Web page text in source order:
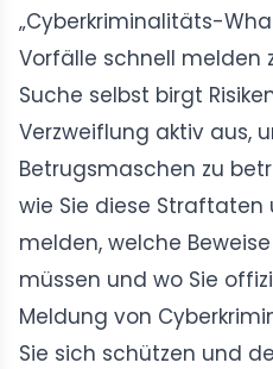
„Cyberkriminalitäts-
Vorfälle schnell melden
Suche selbst birgt
Verzweiflung aktiv aus,
Betrugsmaschen zu
wie Sie diese
melden, welche
müssen und wo Sie
Meldung von
Sie sich schützen und